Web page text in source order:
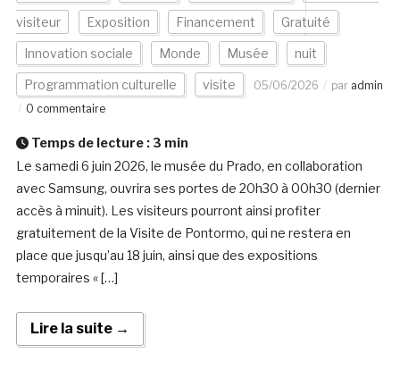
visiteur Exposition Financement Gratuité
Innovation sociale Monde Musée nuit
Programmation culturelle visite 05/06/2026 par admin
0 commentaire
Temps de lecture : 3 min
Le samedi 6 juin 2026, le musée du Prado, en collaboration
avec Samsung, ouvrira ses portes de 20h30 à 00h30 (dernier
accès à minuit). Les visiteurs pourront ainsi profiter
gratuitement de la Visite de Pontormo, qui ne restera en
place que jusqu’au 18 juin, ainsi que des expositions
temporaires « […]
Lire la suite →